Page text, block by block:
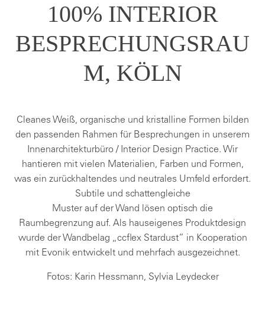
100% INTERIOR
BESPRECHUNGSRAU
M, KÖLN
Cleanes Weiß, organische und kristalline Formen bilden
den passenden Rahmen für Besprechungen in unserem
Innenarchitekturbüro / Interior Design Practice. Wir
hantieren mit vielen Materialien, Farben und Formen,
was ein zurückhaltendes und neutrales Umfeld erfordert.
Subtile und schattengleiche
Muster auf der Wand lösen optisch die
Raumbegrenzung auf. Als hauseigenes Produktdesign
wurde der Wandbelag „ccflex Stardust” in Kooperation
mit Evonik entwickelt und mehrfach ausgezeichnet.
Fotos: Karin Hessmann, Sylvia Leydecker